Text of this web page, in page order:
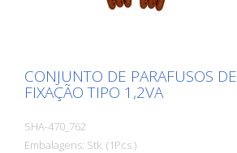
CONJUNTO DE PARAFUSOS DE
FIXAÇÃO TIPO 1,2VA
SHA-470_762
Embalagens: Stk. (1Pcs.)